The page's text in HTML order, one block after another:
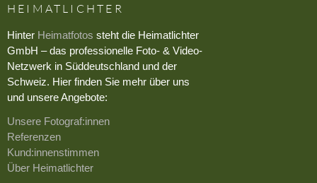
HEIMATLICHTER
Hinter Heimatfotos steht die Heimatlichter
GmbH – das professionelle Foto- & Video-
Netzwerk in Süddeutschland und der
Schweiz. Hier finden Sie mehr über uns
und unsere Angebote:
Unsere Fotograf:innen
Referenzen
Kund:innenstimmen
Über Heimatlichter